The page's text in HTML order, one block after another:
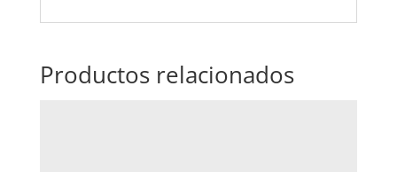
Productos relacionados